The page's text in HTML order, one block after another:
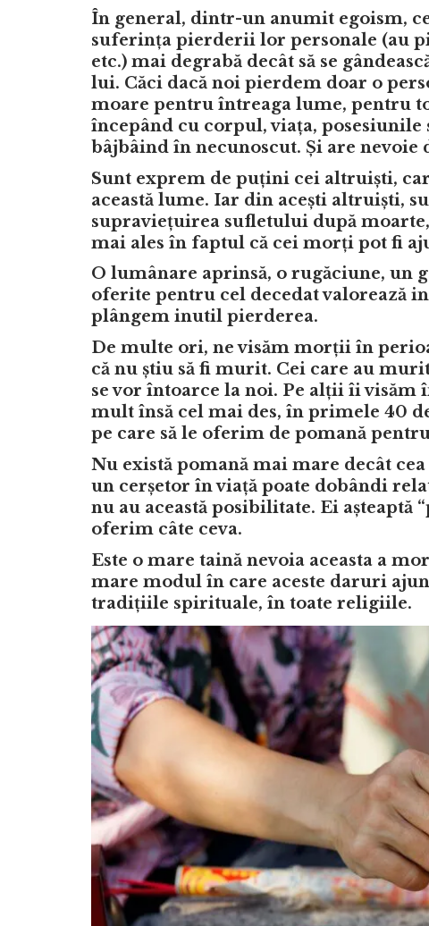
În general, dintr-un anumit egoism,
suferința pierderii lor personale (au
etc.) mai degrabă decât să se
lui. Căci dacă noi pierdem doar o
moare pentru întreaga lume, pentru
începând cu corpul, viața,
bâjbâind în necunoscut. Și are
Sunt exprem de puțini cei altruiști,
această lume. Iar din acești altruiști,
supraviețuirea sufletului după
mai ales în faptul că cei morți pot fi
O lumânare aprinsă, o rugăciune, un
oferite pentru cel decedat valorează
plângem inutil pierderea.
De multe ori, ne visăm morții în
că nu știu să fi murit. Cei care au
se vor întoarce la noi. Pe alții îi visăm
mult însă cel mai des, în primele 40
pe care să le oferim de pomană
Nu există pomană mai mare decât
un cerșetor în viață poate dobândi
nu au această posibilitate. Ei
oferim câte ceva.
Este o mare taină nevoia aceasta a
mare modul în care aceste daruri
tradițiile spirituale, în toate religiile.